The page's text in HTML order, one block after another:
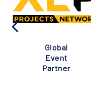
Global
Event
Partner